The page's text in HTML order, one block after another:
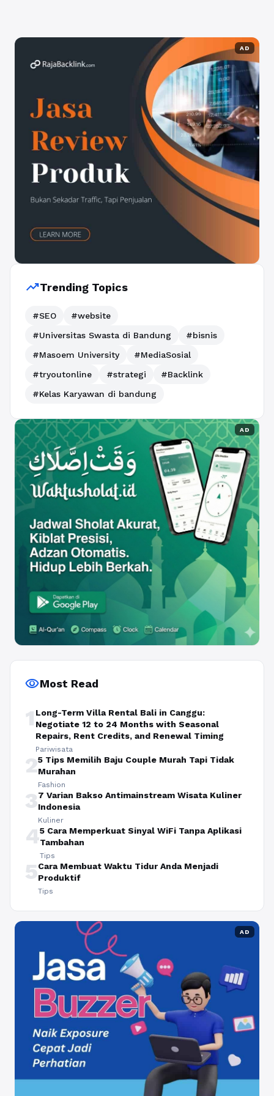
AD
trending_upTrending Topics
#SEO
#website
#Universitas Swasta di Bandung
#bisnis
#Masoem University
#MediaSosial
#tryoutonline
#strategi
#Backlink
#Kelas Karyawan di bandung
AD
visibilityMost Read
1 Long-Term Villa Rental Bali in Canggu:
Negotiate 12 to 24 Months with Seasonal
Repairs, Rent Credits, and Renewal Timing
Pariwisata
25 Tips Memilih Baju Couple Murah Tapi Tidak
Murahan
Fashion
37 Varian Bakso Antimainstream Wisata Kuliner
Indonesia
Kuliner
45 Cara Memperkuat Sinyal WiFi Tanpa Aplikasi
Tambahan
Tips
5Cara Membuat Waktu Tidur Anda Menjadi
Produktif
Tips
AD